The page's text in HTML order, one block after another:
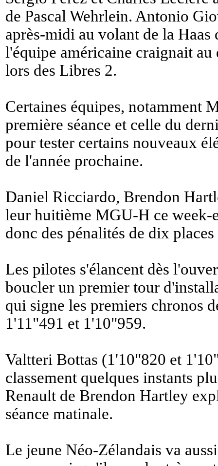
de Pascal Wehrlein. Antonio
après-midi au volant de la
l'équipe américaine craignait
lors des Libres 2.
Certaines équipes, notamment
première séance et celle du
pour tester certains nouveaux
de l'année prochaine.
Daniel Ricciardo, Brendon
leur huitième MGU-H ce week-
donc des pénalités de dix
Les pilotes s'élancent dès
boucler un premier tour
qui signe les premiers chronos
1'11"491 et 1'10"959.
Valtteri Bottas (1'10"820 et
classement quelques instants
Renault de Brendon Hartley
séance matinale.
Le jeune Néo-Zélandais va